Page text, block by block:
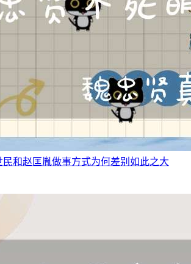
民和赵匡胤做事方式为何差别如此之大